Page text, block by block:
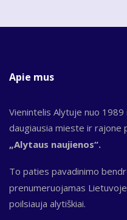
Apie mus
Vienintelis Alytuje nuo 1989
daugiausia mieste ir rajone
„Alytaus naujienos“.
To paties pavadinimo
prenumeruojamas
poilsiauja alytiškiai.